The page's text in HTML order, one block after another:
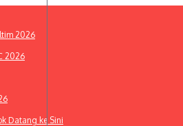
2026
2026
Datang ke Sini